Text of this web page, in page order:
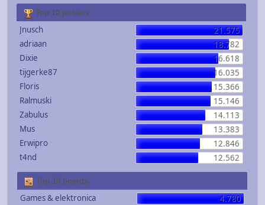
Top 10 posters
Jnusch
21.575
adriaan
18.782
Dixie
16.618
tijgerke87
16.035
Floris
15.366
Ralmuski
15.146
Zabulus
14.113
Mus
13.383
Erwipro
12.846
t4nd
12.562
Top 10 boards
Games & elektronica
4.780